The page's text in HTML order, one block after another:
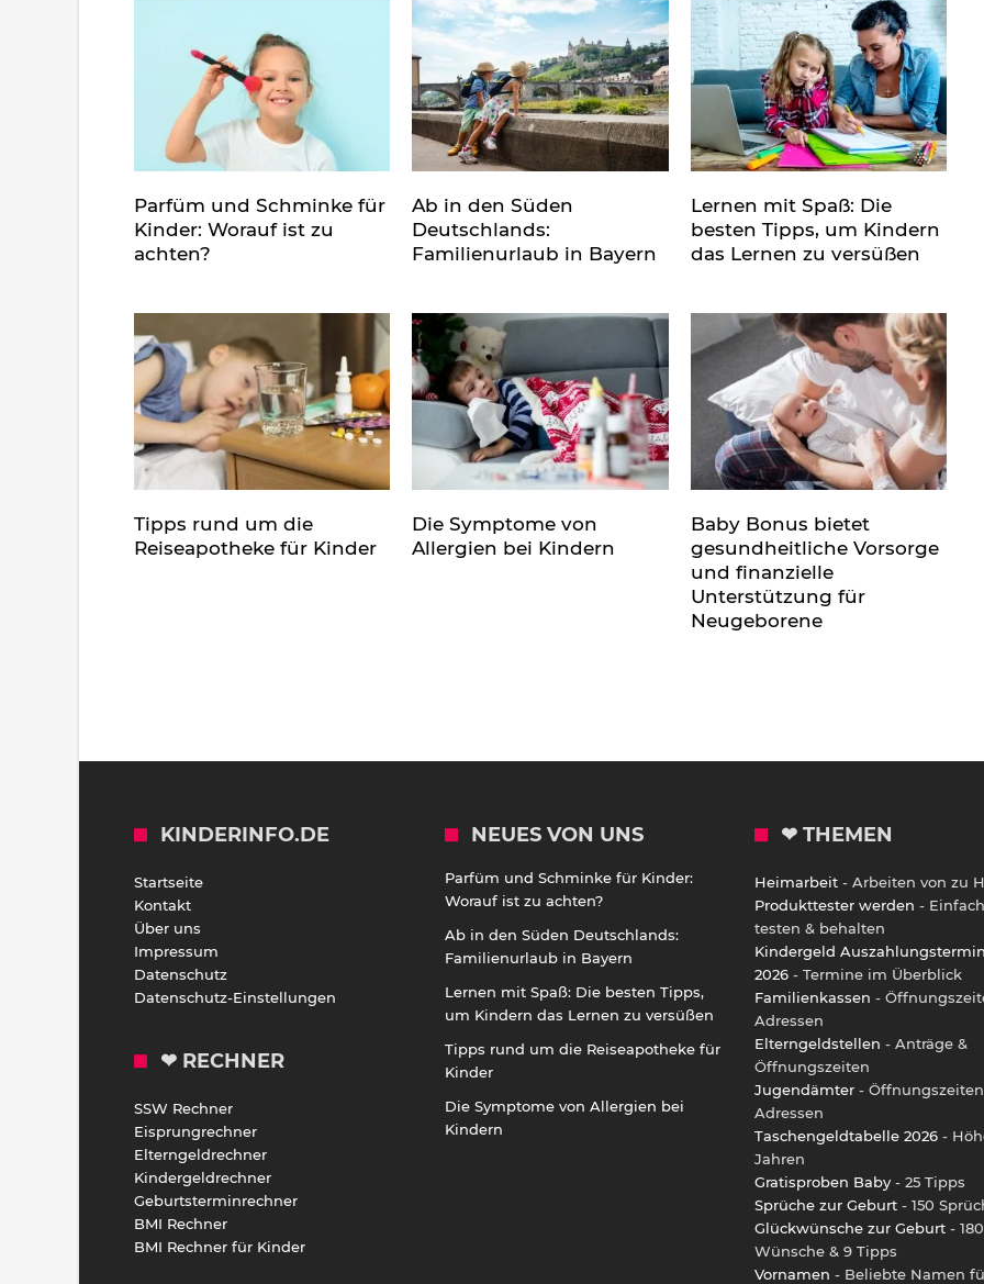
Parfüm und Schminke für
Kinder: Worauf ist zu
achten?
Ab in den Süden
Deutschlands:
Familienurlaub in Bayern
Lernen mit Spaß: Die
besten Tipps, um Kindern
das Lernen zu versüßen
Tipps rund um die
Reiseapotheke für Kinder
Die Symptome von
Allergien bei Kindern
Baby Bonus bietet
gesundheitliche Vorsorge
und finanzielle
Unterstützung für
Neugeborene
KINDERINFO.DE
Startseite
Kontakt
Über uns
Impressum
Datenschutz
Datenschutz-Einstellungen
❤ RECHNER
SSW Rechner
Eisprungrechner
Elterngeldrechner
Kindergeldrechner
Geburtsterminrechner
BMI Rechner
BMI Rechner für Kinder
NEUES VON UNS
Parfüm und Schminke für Kinder:
Worauf ist zu achten?
Ab in den Süden Deutschlands:
Familienurlaub in Bayern
Lernen mit Spaß: Die besten Tipps,
um Kindern das Lernen zu versüßen
Tipps rund um die Reiseapotheke für
Kinder
Die Symptome von Allergien bei
Kindern
❤ THEMEN
Heimarbeit - Arbeiten von zu
Produkttester werden - Einfach
testen & behalten
Kindergeld
2026 - Termine im Überblick
Familienkassen -
Adressen
Elterngeldstellen - Anträge &
Öffnungszeiten
Jugendämter -
Adressen
Taschengeldtabelle 2026 -
Jahren
Gratisproben Baby - 25 Tipps
Sprüche zur Geburt - 150
Glückwünsche zur Geburt - 180
Wünsche & 9 Tipps
Vornamen - Beliebte Namen